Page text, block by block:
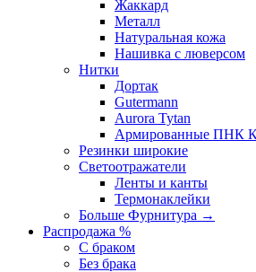
Жаккард
Металл
Натуральная кожа
Нашивка с люверсом
Нитки
Дортак
Gutermann
Aurora Tytan
Армированные ПНК
Резинки широкие
Светоотражатели
Ленты и канты
Термонаклейки
Больше Фурнитура →
Распродажа %
С браком
Без брака